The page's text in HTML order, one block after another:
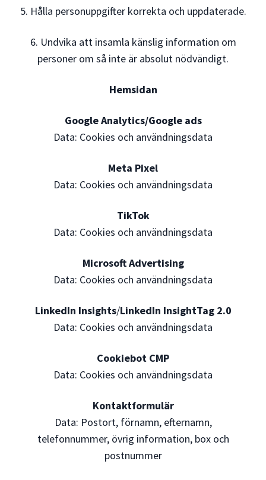
5. Hålla personuppgifter korrekta och uppdaterade.
6. Undvika att insamla känslig information om
personer om så inte är absolut nödvändigt.
Hemsidan
Google Analytics/Google ads
Data: Cookies och användningsdata
Meta Pixel
Data: Cookies och användningsdata
TikTok
Data: Cookies och användningsdata
Microsoft Advertising
Data: Cookies och användningsdata
LinkedIn Insights/LinkedIn InsightTag 2.0
Data: Cookies och användningsdata
Cookiebot CMP
Data: Cookies och användningsdata
Kontaktformulär
Data: Postort, förnamn, efternamn,
telefonnummer, övrig information, box och
postnummer